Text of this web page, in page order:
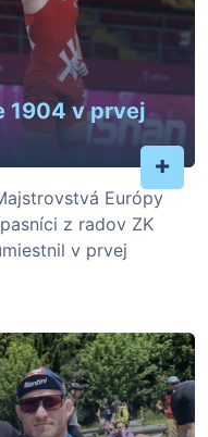
1904 v prvej
+
Európy
z radov ZK
v prvej